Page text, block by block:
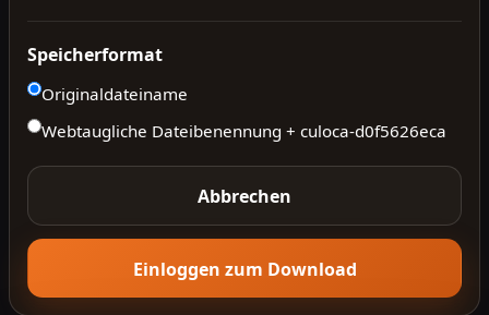
Speicherformat
Originaldateiname
Webtaugliche Dateibenennung + culoca-d0f5626eca
Abbrechen
Einloggen zum Download